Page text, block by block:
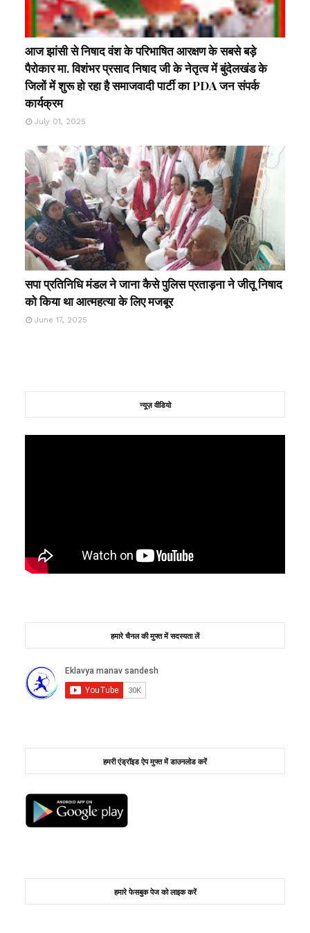
आज झांसी से निषाद वंश के परिभाषित आरक्षण के सबसे बड़े
पैरोकार मा. विशंभर प्रसाद निषाद जी के नेतृत्व में बुंदेलखंड के
जिलों में शुरू हो रहा है समाजवादी पार्टी का PDA जन संपर्क
कार्यक्रम
July 01, 2025
सपा प्रतिनिधि मंडल ने जाना कैसे पुलिस प्रताड़ना ने जीतू निषाद
को किया था आत्महत्या के लिए मजबूर
June 17, 2025
न्यूज़ वीडियो
हमारे चैनल की मुफ्त में सदस्यता लें
हमरी एंड्रॉइड ऐप मुफ्त में डाउनलोड करें
हमारे फेसबुक पेज को लाइक करें